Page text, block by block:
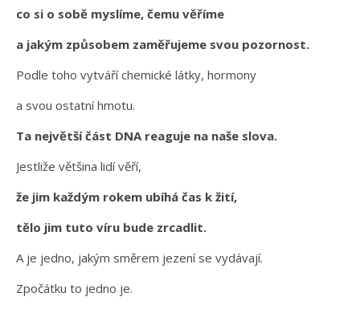
co si o sobě myslíme, čemu věříme
a jakým způsobem zaměřujeme svou pozornost.
Podle toho vytváří chemické látky, hormony
a svou ostatní hmotu.
Ta největší část DNA reaguje na naše slova.
Jestliže většina lidí věří,
že jim každým rokem ubíhá čas k žití,
tělo jim tuto víru bude zrcadlit.
A je jedno, jakým směrem jezení se vydávají.
Zpočátku to jedno je.